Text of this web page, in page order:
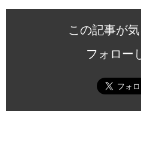
この記事が
フォロー